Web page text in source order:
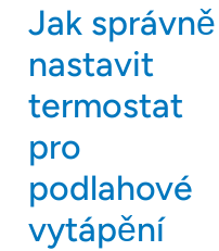
Jak správně
nastavit
termostat
pro
podlahové
vytápění